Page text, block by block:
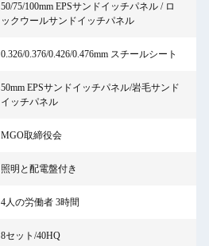
50/75/100mm EPSサンドイッチパネル / ロ
ックウールサンドイッチパネル
0.326/0.376/0.426/0.476mm スチールシート
50mm EPSサンドイッチパネル/岩毛サンド
イッチパネル
MGO取締役会
照明と配電盤付き
4人の労働者 3時間
8セット/40HQ